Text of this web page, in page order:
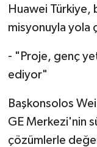
Huawei Türkiye,
misyonuyla yola
- "Proje, genç
ediyor"
Başkonsolos
GE Merkezi'nin
çözümlerle